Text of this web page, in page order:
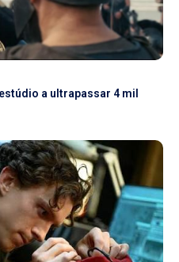
a ultrapassar 4 mil